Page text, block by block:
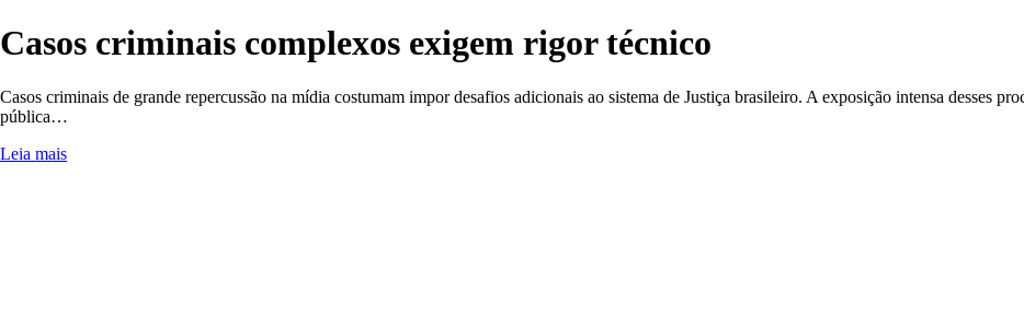
Casos criminais complexos exigem rigor técnico
Casos criminais de grande repercussão na mídia costumam impor desafios adicionais ao sistema de Justiça brasileiro. A exposição intensa desses
pública…
Leia mais